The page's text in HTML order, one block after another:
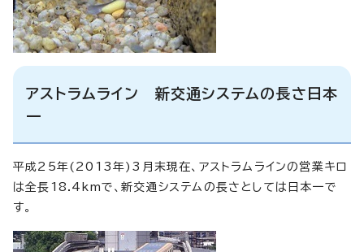
アストラムライン 新交通システムの長さ日本
一
平成25年(2013年)3月末現在、アストラムラインの営業キロ
は全長18.4kmで、新交通システムの長さとしては日本一で
す。